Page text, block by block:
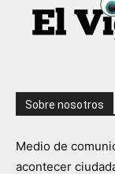
Sobre nosotros
Medio de
acontecer